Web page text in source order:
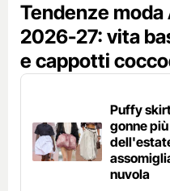
Tendenze
2026-27: vita
e cappotti
Puffy
gonne
nuvola